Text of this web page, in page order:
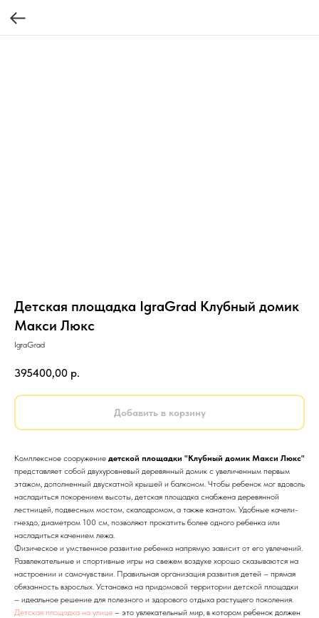
Детская площадка IgraGrad Клубный домик
Макси Люкс
IgraGrad
395400,00 р.
Добавить в корзину
Комплексное сооружение детской площадки "Клубный домик Макси Люкс"
представляет собой двухуровневый деревянный домик с увеличенным первым
этажом, дополненный двускатной крышей и балконом. Чтобы ребенок мог вдоволь
насладиться покорением высоты, детская площадка снабжена деревянной
лестницей, подвесным мостом, скалодромом, а также канатом. Удобные качели-
гнездо, диаметром 100 см, позволяют прокатить более одного ребенка или
насладиться качением лежа.
Физическое и умственное развитие ребенка напрямую зависит от его увлечений.
Развлекательные и спортивные игры на свежем воздухе хорошо сказываются на
настроении и самочувствии. Правильная организация развития детей – прямая
обязанность взрослых. Установка на придомовой территории детской площадки
– идеальное решение для полезного и здорового отдыха растущего поколения.
Детская площадка на улице – это увлекательный мир, в котором ребенок должен